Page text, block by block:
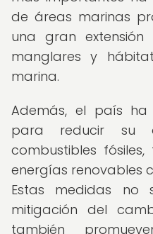
de áreas marinas
una gran
manglares y
marina.
Además, el país
para reducir su
combustibles
energías renovables
Estas medidas no
mitigación del
también